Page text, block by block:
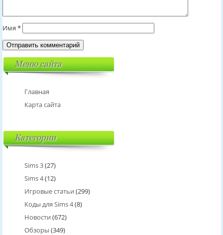
Имя *
Меню сайта
Главная
Карта сайта
Категории
Sims 3(27)
Sims 4(12)
Игровые статьи (299)
Коды для Sims 4(8)
Новости (672)
Обзоры (349)